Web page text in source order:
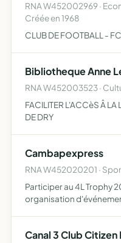
RNA W452002969 ·
Créée en 1968
CLUB DE FOOTBALL -
Bibliotheque Anne
RNA W452003523 ·
FACILITER L'ACCèS Â LA
DE DRY
Cambapexpress
RNA W452020201 ·
Participer au 4L Trophy
organisation
Canal 3 Club Citizen